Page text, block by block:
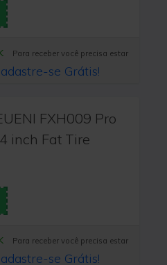
Para receber você precisa estar
se Grátis!
FXH009 Pro
inch Fat Tire
Para receber você precisa estar
se Grátis!